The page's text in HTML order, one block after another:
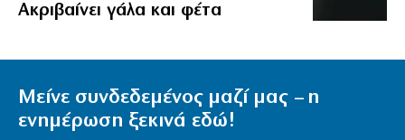
Aκριβαίνει γάλα και φέτα
Μείνε συνδεδεμένος μαζί μας – η
ενημέρωση ξεκινά εδώ!